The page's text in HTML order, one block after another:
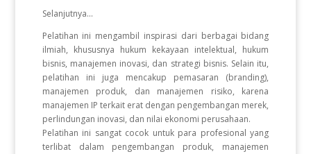
Selanjutnya...
Pelatihan ini mengambil inspirasi dari berbagai bidang
ilmiah, khususnya hukum kekayaan intelektual, hukum
bisnis, manajemen inovasi, dan strategi bisnis. Selain itu,
pelatihan ini juga mencakup pemasaran (branding),
manajemen produk, dan manajemen risiko, karena
manajemen IP terkait erat dengan pengembangan merek,
perlindungan inovasi, dan nilai ekonomi perusahaan.
Pelatihan ini sangat cocok untuk para profesional yang
terlibat dalam pengembangan produk, manajemen